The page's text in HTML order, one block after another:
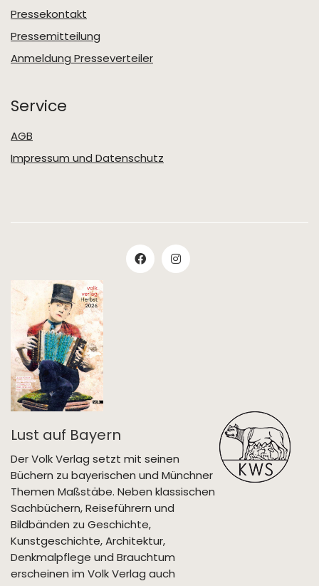
Pressekontakt
Pressemitteilung
Anmeldung Presseverteiler
Service
AGB
Impressum und Datenschutz
Lust auf Bayern
Der Volk Verlag setzt mit seinen
Büchern zu bayerischen und Münchner
Themen Maßstäbe. Neben klassischen
Sachbüchern, Reiseführern und
Bildbänden zu Geschichte,
Kunstgeschichte, Architektur,
Denkmalpflege und Brauchtum
erscheinen im Volk Verlag auch